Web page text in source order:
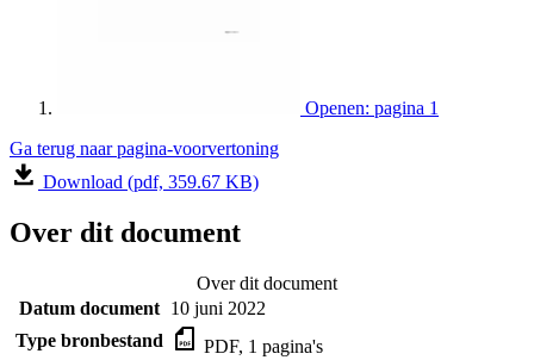
Openen: pagina 1
Ga terug naar pagina-voorvertoning
Download (pdf, 359.67 KB)
Over dit document
Over dit document
Datum document 10 juni 2022
Type bronbestand
PDF, 1 pagina's